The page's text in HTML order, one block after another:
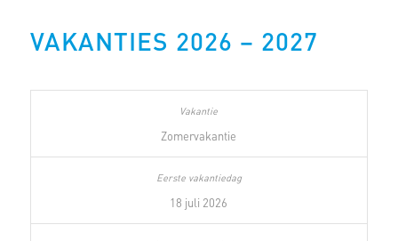
VAKANTIES 2026 – 2027
Zomervakantie
18 juli 2026